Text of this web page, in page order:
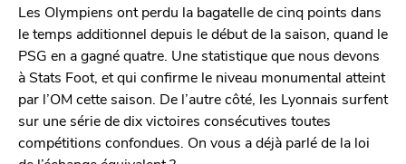
Les Olympiens ont perdu la bagatelle de cinq points dans
le temps additionnel depuis le début de la saison, quand le
PSG en a gagné quatre. Une statistique que nous devons
à Stats Foot, et qui confirme le niveau monumental atteint
par l’OM cette saison. De l’autre côté, les Lyonnais surfent
sur une série de dix victoires consécutives toutes
compétitions confondues. On vous a déjà parlé de la loi